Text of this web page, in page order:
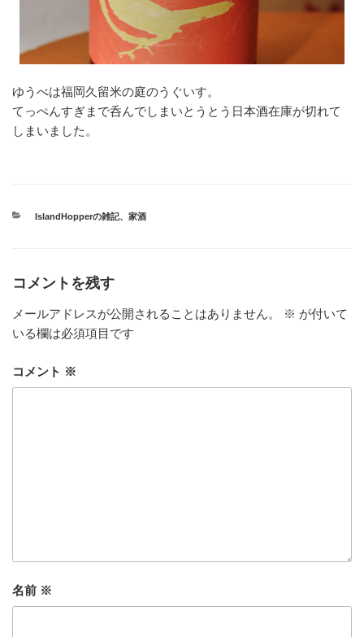
ゆうべは福岡久留米の庭のうぐいす。
てっぺんすぎまで呑んでしまいとうとう日本酒在庫が切れて
しまいました。
カ
IslandHopperの雑記、 家酒
コメントを残す
メールアドレスが公開されることはありません。 ※ が付いて
いる欄は必須項目です
コメント ※
名前 ※